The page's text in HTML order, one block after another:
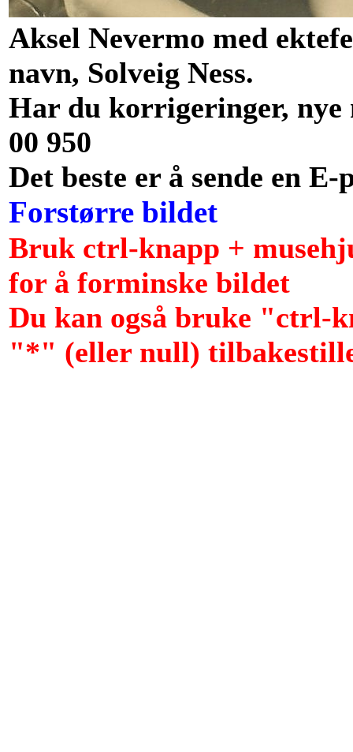
Aksel Nevermo med
navn, Solveig Ness.
Har du korrigeringer, nye
00 950
Det beste er å sende en
Forstørre bildet
Bruk ctrl-knapp +
for å forminske bildet
Du kan også bruke "ctrl-
"*" (eller null)